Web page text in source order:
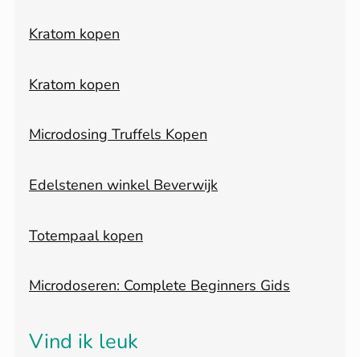
Kratom kopen
Kratom kopen
Microdosing Truffels Kopen
Edelstenen winkel Beverwijk
Totempaal kopen
Microdoseren: Complete Beginners Gids
Vind ik leuk